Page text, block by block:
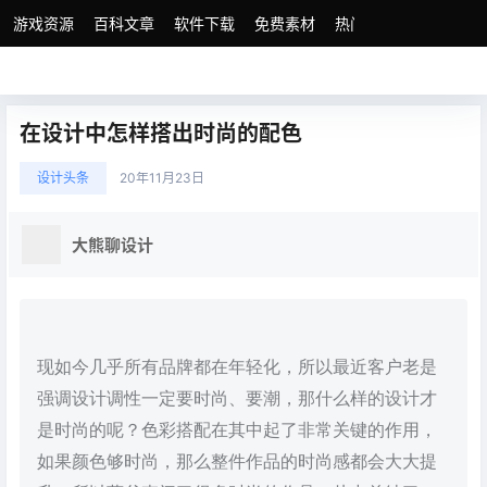
游戏资源 百科文章 软件下载 免费素材 热门素材分类
在设计中怎样搭出时尚的配色
设计头条 20年11月23日
大熊聊设计
现如今几乎所有品牌都在年轻化，所以最近客户老是
强调设计调性一定要时尚、要潮，那什么样的设计才
是时尚的呢？色彩搭配在其中起了非常关键的作用，
如果颜色够时尚，那么整件作品的时尚感都会大大提